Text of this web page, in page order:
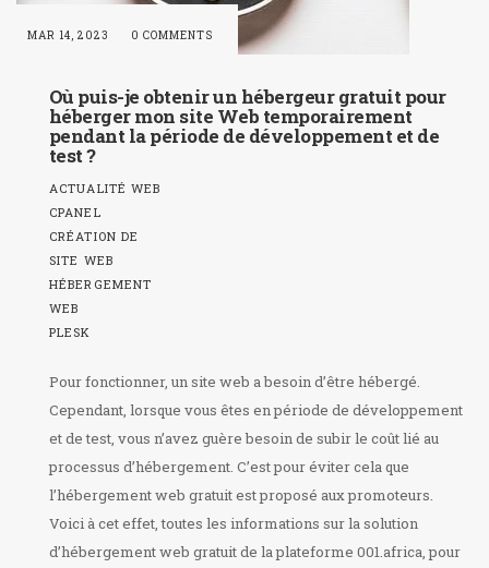
MAR 14, 2023 0 COMMENTS
Où puis-je obtenir un hébergeur gratuit pour
héberger mon site Web temporairement
pendant la période de développement et de
test ?
ACTUALITÉ WEB
CPANEL
CRÉATION DE
SITE WEB
HÉBERGEMENT
WEB
PLESK
Pour fonctionner, un site web a besoin d’être hébergé.
Cependant, lorsque vous êtes en période de développement
et de test, vous n’avez guère besoin de subir le coût lié au
processus d’hébergement. C’est pour éviter cela que
l’hébergement web gratuit est proposé aux promoteurs.
Voici à cet effet, toutes les informations sur la solution
d’hébergement web gratuit de la plateforme 001.africa, pour